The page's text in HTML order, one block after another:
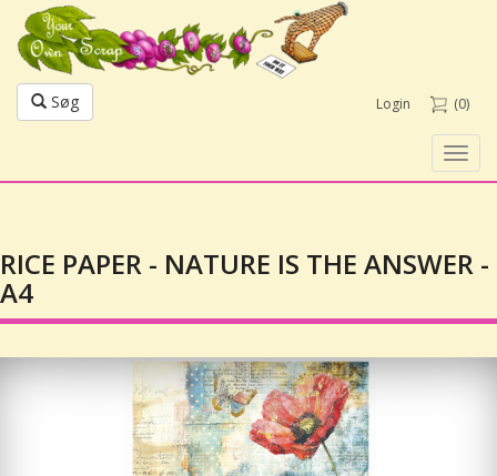
Søg Login (0)
RICE PAPER - NATURE IS THE ANSWER -
A4